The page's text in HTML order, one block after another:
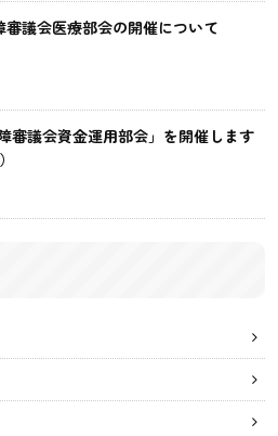
審議会医療部会の開催について
障審議会資金運用部会」を開催します